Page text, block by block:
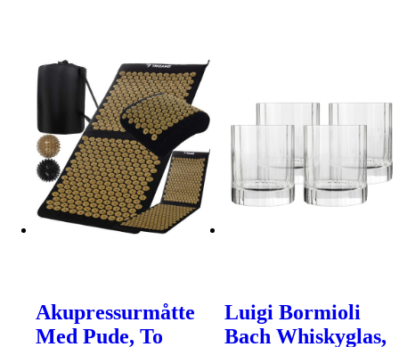
Akupressurmåtte
Med Pude, To
Luigi Bormioli
Bach Whiskyglas,